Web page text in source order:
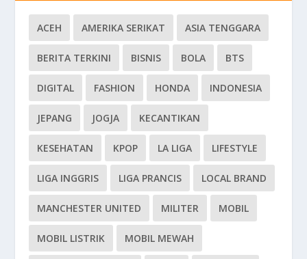
ACEH AMERIKA SERIKAT ASIA TENGGARA
BERITA TERKINI BISNIS BOLA BTS
DIGITAL FASHION HONDA INDONESIA
JEPANG JOGJA KECANTIKAN
KESEHATAN KPOP LA LIGA LIFESTYLE
LIGA INGGRIS LIGA PRANCIS LOCAL BRAND
MANCHESTER UNITED MILITER MOBIL
MOBIL LISTRIK MOBIL MEWAH